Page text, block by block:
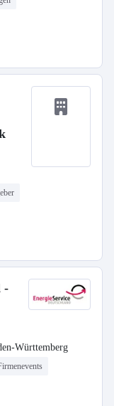
-
Württemberg